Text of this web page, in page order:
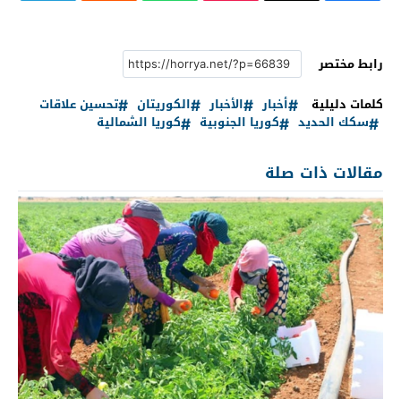
رابط مختصر
كلمات دليلية
أخبار الأخبار الكوريتان
تحسين علاقات
سكك الحديد
كوريا الجنوبية كوريا الشمالية
مقالات ذات صلة